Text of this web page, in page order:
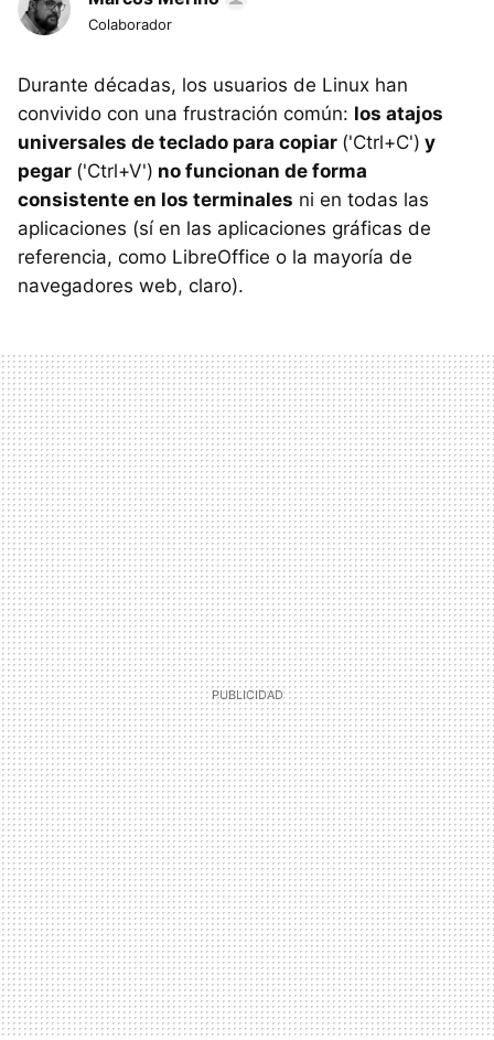
Colaborador
Durante décadas, los usuarios de Linux han
convivido con una frustración común: los atajos
universales de teclado para copiar ('Ctrl+C') y
pegar ('Ctrl+V') no funcionan de forma
consistente en los terminales ni en todas las
aplicaciones (sí en las aplicaciones gráficas de
referencia, como LibreOffice o la mayoría de
navegadores web, claro).